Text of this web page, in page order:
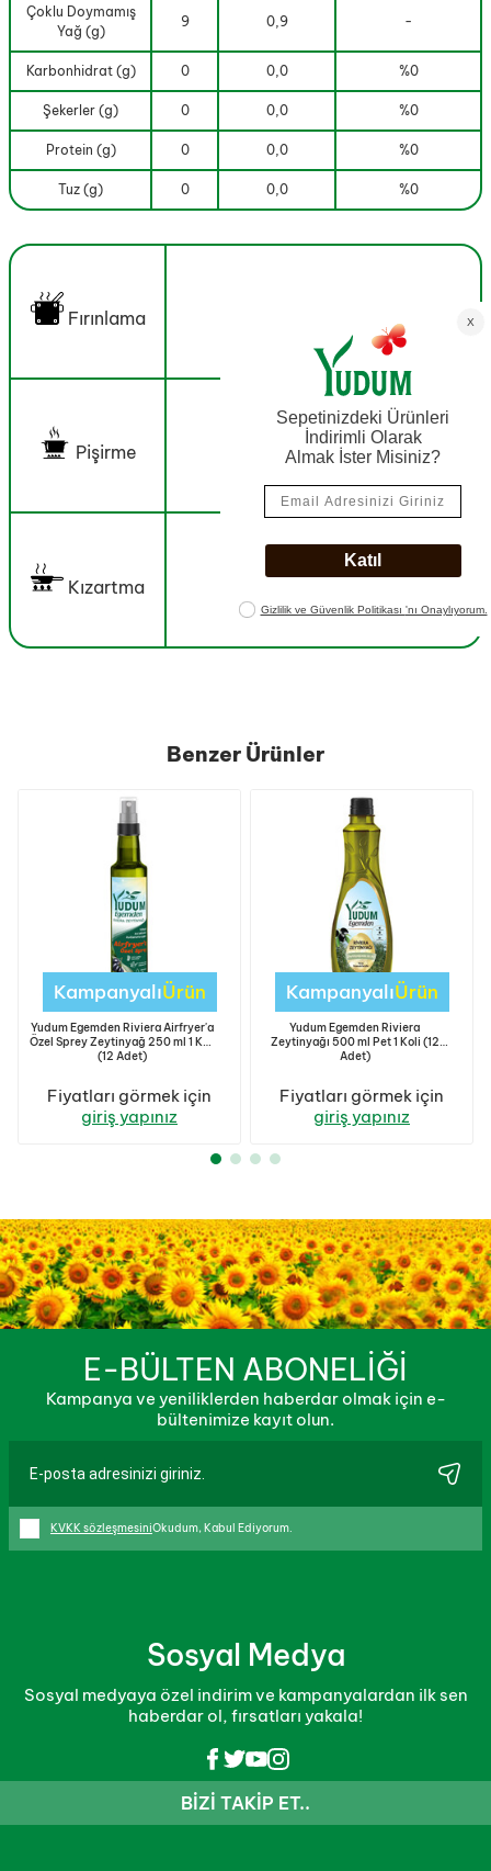
Çoklu Doymamış
Yağ (g)
9 0,9 -
Karbonhidrat (g) 0 0,0 %0
Şekerler (g) 0 0,0 %0
Protein (g) 0 0,0 %0
Tuz (g) 0 0,0 %0
Fırınlama
Pişirme
Kızartma
Benzer Ürünler
KampanyalıÜrün
Yudum Egemden Riviera Airfryer'a
Özel Sprey Zeytinyağ 250 ml 1 Koli
(12 Adet)
Fiyatları görmek için
giriş yapınız
KampanyalıÜrün
Yudum Egemden Riviera
Zeytinyağı 500 ml Pet 1 Koli (12
Adet)
Fiyatları görmek için
giriş yapınız
E-BÜLTEN ABONELİĞİ
Kampanya ve yeniliklerden haberdar olmak için e-
bültenimize kayıt olun.
KVKK sözleşmesiniOkudum, Kabul Ediyorum.
Sosyal Medya
Sosyal medyaya özel indirim ve kampanyalardan ilk sen
haberdar ol, fırsatları yakala!
BIZI TAKIP ET..